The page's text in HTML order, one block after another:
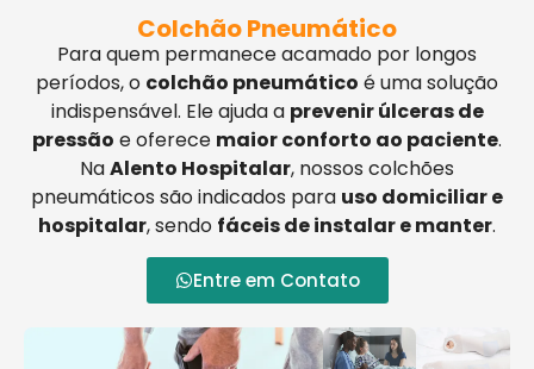
Colchão Pneumático
Para quem permanece acamado por longos
períodos, o colchão pneumático é uma solução
indispensável. Ele ajuda a prevenir úlceras de
pressão e oferece maior conforto ao paciente.
NaAlento Hospitalar, nossos colchões
pneumáticos são indicados para uso domiciliar e
hospitalar, sendo fáceis de instalar e manter.
Entre em Contato